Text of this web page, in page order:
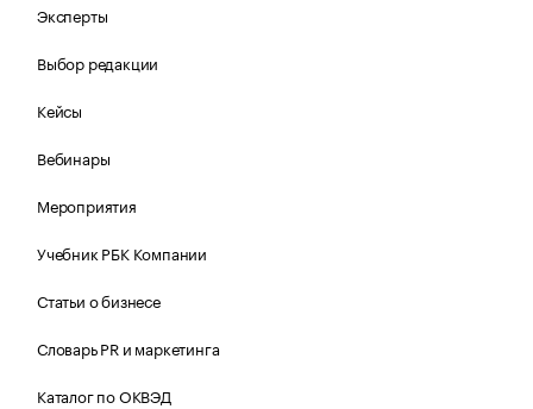
Эксперты
Выбор редакции
Кейсы
Вебинары
Мероприятия
Учебник РБК Компании
Статьи о бизнесе
Словарь PR и маркетинга
Каталог по ОКВЭД